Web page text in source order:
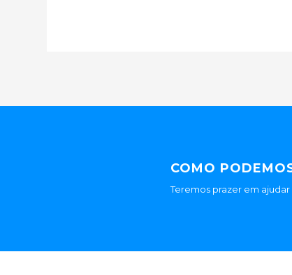
COMO
Teremos prazer em